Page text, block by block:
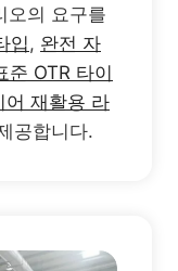
오의 요구를
입 , 완전 자
준 OTR 타이
어 재활용 라
공합니다.